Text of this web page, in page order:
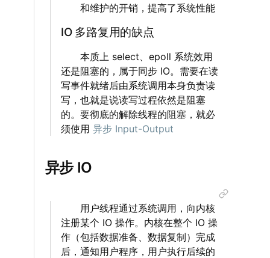
和维护的开销，提高了系统性能
IO 多路复用的缺点
‌‌‌‌ 本质上 select、epoll 系统效用
还是阻塞的，属于同步 IO。需要在读
写事件就绪后由系统调用本身负责读
写，也就是说读写过程依然是阻塞
的。要彻底的解除线程的阻塞，就必
须使用异步 Input-Output
异步 IO
‌‌‌‌ 用户线程通过系统调用，向内核
注册某个 IO 操作。内核在整个 IO 操
作（包括数据准备、数据复制）完成
后，通知用户程序，用户执行后续的